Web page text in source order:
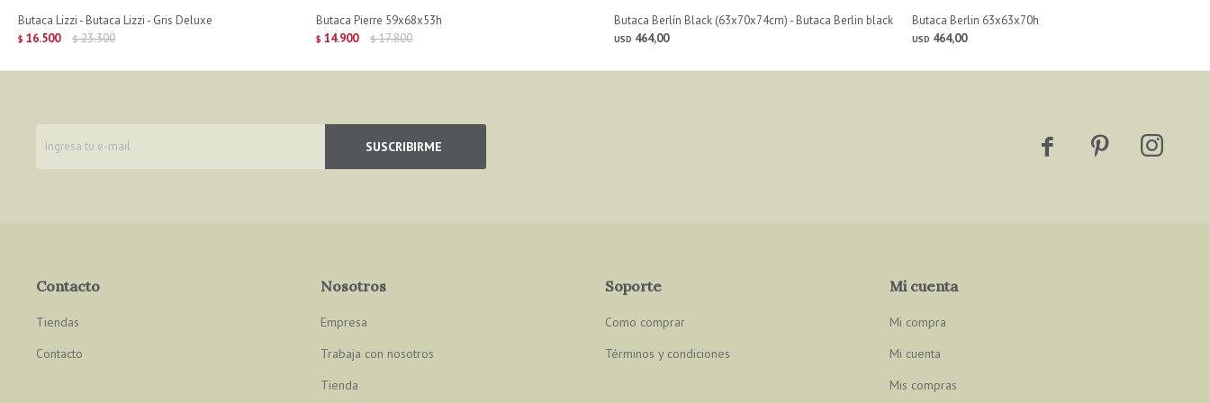
Butaca Lizzi - Butaca Lizzi - Gris Deluxe
$ 16.500 $ 23.300
Butaca Pierre 59x68x53h
$ 14.900 $ 17.800
Butaca Berlín Black (63x70x74cm) - Butaca Berlin black
USD 464,00
Butaca Berlin 63x63x70h
USD 464,00
SUSCRIBIRME   
Contacto
Tiendas
Contacto
Nosotros
Empresa
Trabaja con nosotros
Tienda
Soporte
Como comprar
Términos y condiciones
Mi cuenta
Mi compra
Mi cuenta
Mis compras